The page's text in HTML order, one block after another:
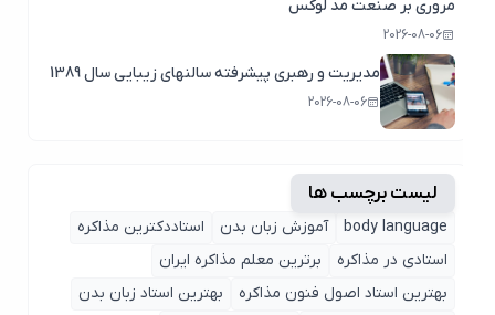
مروری بر صنعت مد لوکس
2026-08-06
مدیریت و رهبری پیشرفته سالنهای زیبایی سال 1389
2026-08-06
لیست برچسب ها
body language آموزش زبان بدن
استاددکترین مذاکره
استادی در مذاکره
برترین معلم مذاکره ایران
بهترین استاد اصول ‌فنون مذاکره
بهترین استاد زبان بدن